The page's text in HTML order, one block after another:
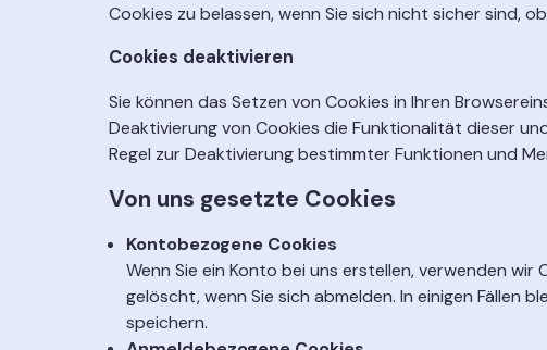
Cookies zu belassen, wenn Sie sich nicht sicher sind,
Cookies deaktivieren
Sie können das Setzen von Cookies in Ihren
Deaktivierung von Cookies die Funktionalität dieser
Regel zur Deaktivierung bestimmter Funktionen und
Von uns gesetzte Cookies
Kontobezogene Cookies
Wenn Sie ein Konto bei uns erstellen, verwenden
gelöscht, wenn Sie sich abmelden. In einigen Fällen
speichern.